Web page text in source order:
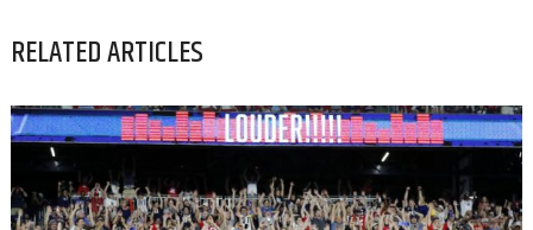
RELATED ARTICLES